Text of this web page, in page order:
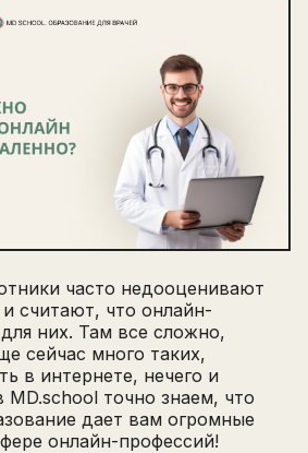
часто недооценивают
считают, что онлайн-
них. Там все сложно,
сейчас много таких,
в интернете, нечего и
точно знаем, что
дает вам огромные
онлайн-профессий!